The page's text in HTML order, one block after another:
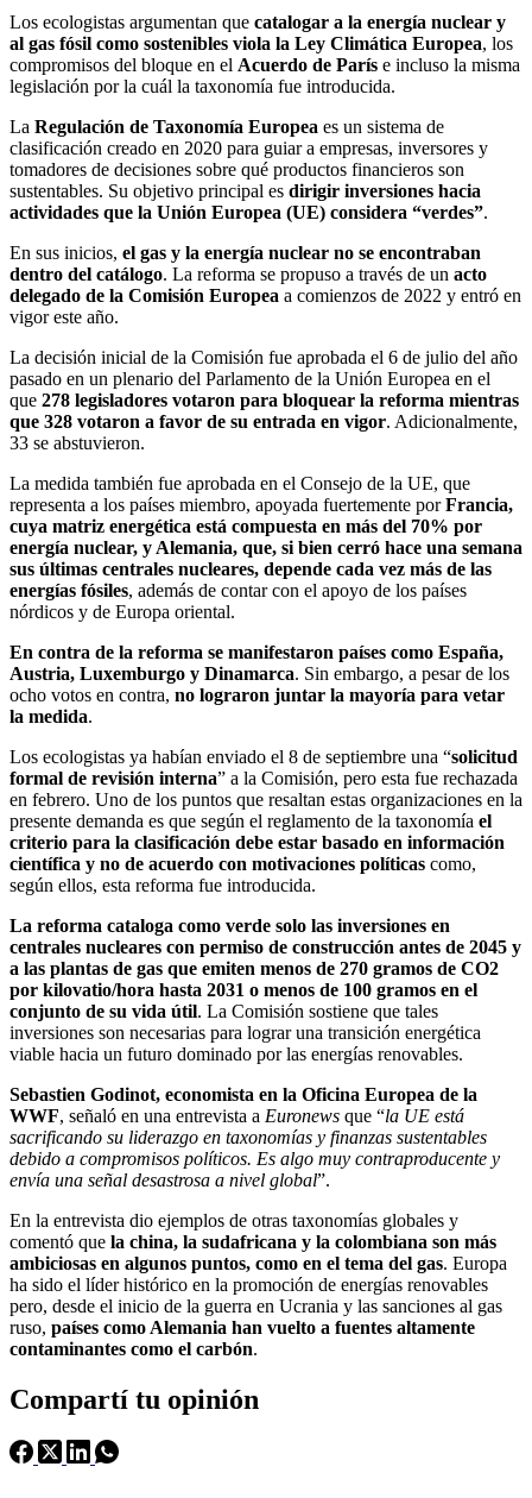
Los ecologistas argumentan que catalogar a la energía nuclear y
al gas fósil como sostenibles viola la Ley Climática Europea, los
compromisos del bloque en el Acuerdo de París e incluso la misma
legislación por la cuál la taxonomía fue introducida.
La Regulación de Taxonomía Europea es un sistema de
clasificación creado en 2020 para guiar a empresas, inversores y
tomadores de decisiones sobre qué productos financieros son
sustentables. Su objetivo principal es dirigir inversiones hacia
actividades que la Unión Europea (UE) considera “verdes”.
En sus inicios, el gas y la energía nuclear no se encontraban
dentro del catálogo. La reforma se propuso a través de un acto
delegado de la Comisión Europea a comienzos de 2022 y entró en
vigor este año.
La decisión inicial de la Comisión fue aprobada el 6 de julio del año
pasado en un plenario del Parlamento de la Unión Europea en el
que 278 legisladores votaron para bloquear la reforma mientras
que 328 votaron a favor de su entrada en vigor. Adicionalmente,
33 se abstuvieron.
La medida también fue aprobada en el Consejo de la UE, que
representa a los países miembro, apoyada fuertemente porFrancia,
cuya matriz energética está compuesta en más del 70% por
energía nuclear, y Alemania, que, si bien cerró hace una semana
sus últimas centrales nucleares, depende cada vez más de las
energías fósiles, además de contar con el apoyo de los países
nórdicos y de Europa oriental.
En contra de la reforma se manifestaron países como España,
Austria, Luxemburgo y Dinamarca. Sin embargo, a pesar de los
ocho votos en contra, no lograron juntar la mayoría para vetar
la medida.
Los ecologistas ya habían enviado el 8 de septiembre una “solicitud
formal de revisión interna” a la Comisión, pero esta fue rechazada
en febrero. Uno de los puntos que resaltan estas organizaciones en la
presente demanda es que según el reglamento de la taxonomía el
criterio para la clasificación debe estar basado en información
científica y no de acuerdo con motivaciones políticas como,
según ellos, esta reforma fue introducida.
La reforma cataloga como verde solo las inversiones en
centrales nucleares con permiso de construcción antes de 2045 y
a las plantas de gas que emiten menos de 270 gramos de CO2
por kilovatio/hora hasta 2031 o menos de 100 gramos en el
conjunto de su vida útil. La Comisión sostiene que tales
inversiones son necesarias para lograr una transición energética
viable hacia un futuro dominado por las energías renovables.
Sebastien Godinot, economista en la Oficina Europea de la
WWF, señaló en una entrevista a Euronews que “la UE está
sacrificando su liderazgo en taxonomías y finanzas sustentables
debido a compromisos políticos. Es algo muy contraproducente y
envía una señal desastrosa a nivel global”.
En la entrevista dio ejemplos de otras taxonomías globales y
comentó que la china, la sudafricana y la colombiana son más
ambiciosas en algunos puntos, como en el tema del gas. Europa
ha sido el líder histórico en la promoción de energías renovables
pero, desde el inicio de la guerra en Ucrania y las sanciones al gas
ruso, países como Alemania han vuelto a fuentes altamente
contaminantes como el carbón.
Compartí tu opinión